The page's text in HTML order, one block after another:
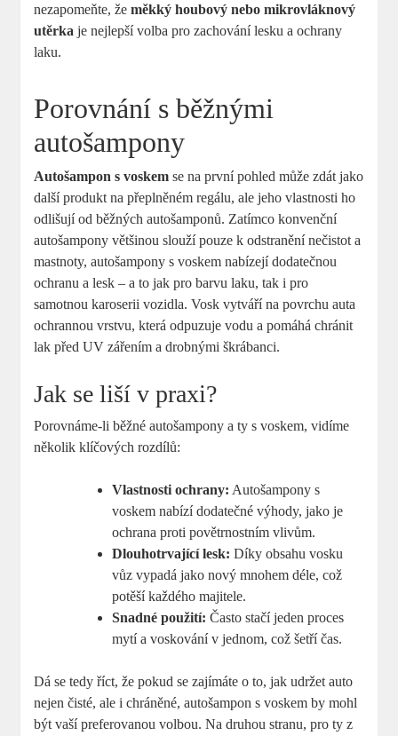
nezapomeňte, žeměkký houbový nebo mikrovláknový
utěrka je nejlepší volba pro zachování lesku a ochrany
laku.
Porovnání s běžnými
autošampony
Autošampon s voskem se na první pohled může zdát jako
další produkt na přeplněném regálu, ale jeho vlastnosti ho
odlišují od běžných autošamponů. Zatímco konvenční
autošampony většinou slouží pouze k odstranění nečistot a
mastnoty, autošampony s voskem nabízejí dodatečnou
ochranu a lesk – a to jak pro barvu laku, tak i pro
samotnou karoserii vozidla. Vosk vytváří na povrchu auta
ochrannou vrstvu, která odpuzuje vodu a pomáhá chránit
lak před UV zářením a drobnými škrábanci.
Jak se liší v praxi?
Porovnáme-li běžné autošampony a ty s voskem, vidíme
několik klíčových rozdílů:
Vlastnosti ochrany: Autošampony s
voskem nabízí dodatečné výhody, jako je
ochrana proti povětrnostním vlivům.
Dlouhotrvající lesk: Díky obsahu vosku
vůz vypadá jako nový mnohem déle, což
potěší každého majitele.
Snadné použití: Často stačí jeden proces
mytí a voskování v jednom, což šetří čas.
Dá se tedy říct, že pokud se zajímáte o to, jak udržet auto
nejen čisté, ale i chráněné, autošampon s voskem by mohl
být vaší preferovanou volbou. Na druhou stranu, pro ty z